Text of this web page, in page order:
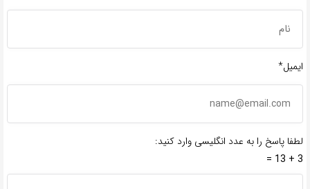
ایمیل*
لطفا پاسخ را به عدد انگلیسی وارد کنید:
3 + 13 =